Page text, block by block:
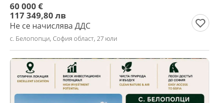
60 000 €
117 349,80 лв
Не се начислява ДДС
с. Белопопци, София област, 27 юли